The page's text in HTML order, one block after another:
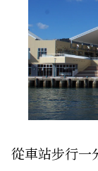
從車站步行一